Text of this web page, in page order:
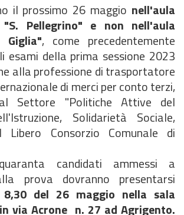
il prossimo 26 maggio nell'aula
"S. Pellegrino" e non nell'aula
Giglia", come precedentemente
esami della prima sessione 2023
alla professione di trasportatore
di merci per conto terzi,
Settore "Politiche Attive del
Solidarietà Sociale,
Libero Consorzio Comunale di
candidati ammessi a
prova dovranno presentarsi
del 26 maggio nella sala
via Acrone n. 27 ad Agrigento.